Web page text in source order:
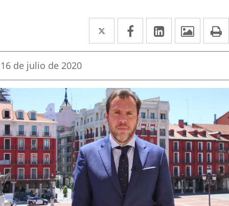
Twitter
Enlace
a
aplicación
externa.
Facebook
Enlace
a
aplicación
externa.
LinkedIn
Enlace
a
aplicación
externa.
Fecha
la
noticia
16 de julio de 2020